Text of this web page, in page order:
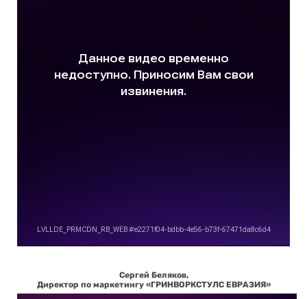
Сергей Беляков,
Директор по маркетингу «ГРИНВОРКСТУЛС ЕВРАЗИЯ»